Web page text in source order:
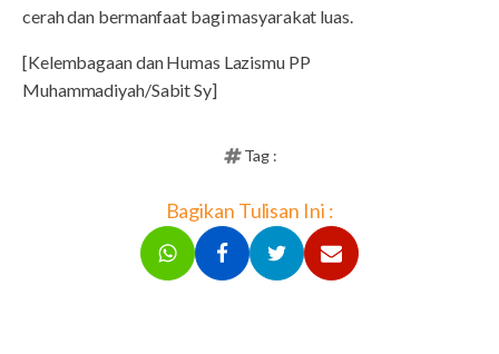
cerah dan bermanfaat bagi masyarakat luas.
[Kelembagaan dan Humas Lazismu PP
Muhammadiyah/Sabit Sy]
Tag :
Bagikan Tulisan Ini :